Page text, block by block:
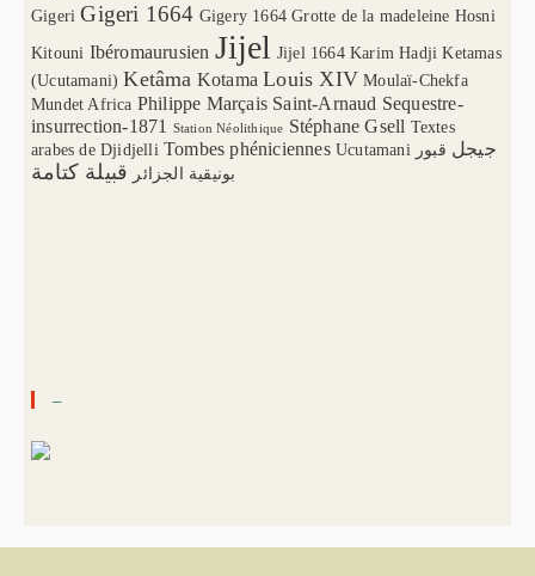
Gigeri Gigeri 1664 Gigery 1664 Grotte de la madeleine Hosni
Kitouni Ibéromaurusien Jijel Jijel 1664 Karim Hadji Ketamas
(Ucutamani) Ketâma Kotama Louis XIV Moulaï-Chekfa
Mundet Africa Philippe Marçais Saint-Arnaud Sequestre-
insurrection-1871
Station Néolithique Stéphane Gsell Textes
arabes de Djidjelli Tombes phéniciennes Ucutamani جيجل قبور
بونيقية الجزائر قبيلة كتامة
–